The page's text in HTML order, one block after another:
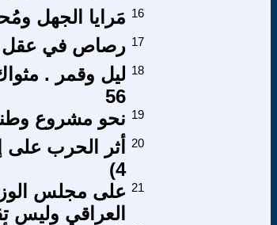
مَرايا الجهل 16
رصاص في عقل 17
ليل وقمر .
56
18
نحو مشروع 19
4)
20
على مجلس
العراقي وليس
21